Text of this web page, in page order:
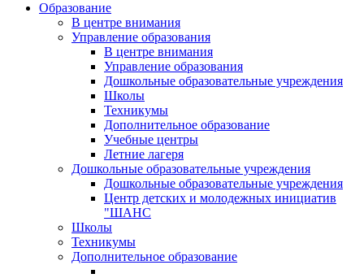
Образование
В центре внимания
Управление образования
В центре внимания
Управление образования
Дошкольные образовательные учреждения
Школы
Техникумы
Дополнительное образование
Учебные центры
Летние лагеря
Дошкольные образовательные учреждения
Дошкольные образовательные учреждения
Центр детских и молодежных инициатив
"ШАНС
Школы
Техникумы
Дополнительное образование